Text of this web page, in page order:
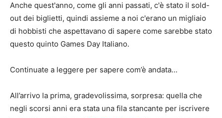
Anche quest'anno, come gli anni passati, c'è stato il sold-
out dei biglietti, quindi assieme a noi c'erano un migliaio
di hobbisti che aspettavano di sapere come sarebbe stato
questo quinto Games Day Italiano.
Continuate a leggere per sapere com’è andata…
All’arrivo la prima, gradevolissima, sorpresa: quella che
negli scorsi anni era stata una fila stancante per iscrivere